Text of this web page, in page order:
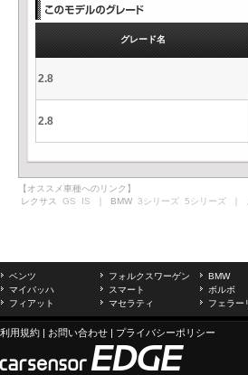
グレード名
2.8
2.8
【オススメ車種へのリンク】
レクサス GS IS ｜ BMW 3シリーズ 5シリーズ ｜
ベンツ フォルクスワーゲン BMW
マイバッハ
スマート ボルボ
フィアット
マセラティ フェラー
利用規約 | お問い合わせ | プライバシーポリシー